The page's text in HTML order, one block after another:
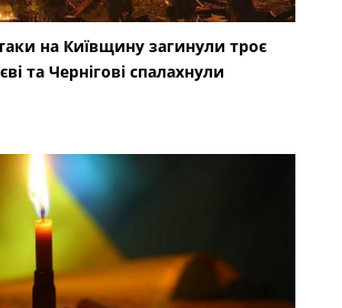
на Київщину загинули троє
та Чернігові спалахнули